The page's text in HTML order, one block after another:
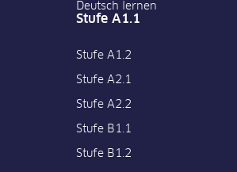
Deutsch lernen
Stufe A1.1
Stufe A1.2
Stufe A2.1
Stufe A2.2
Stufe B1.1
Stufe B1.2